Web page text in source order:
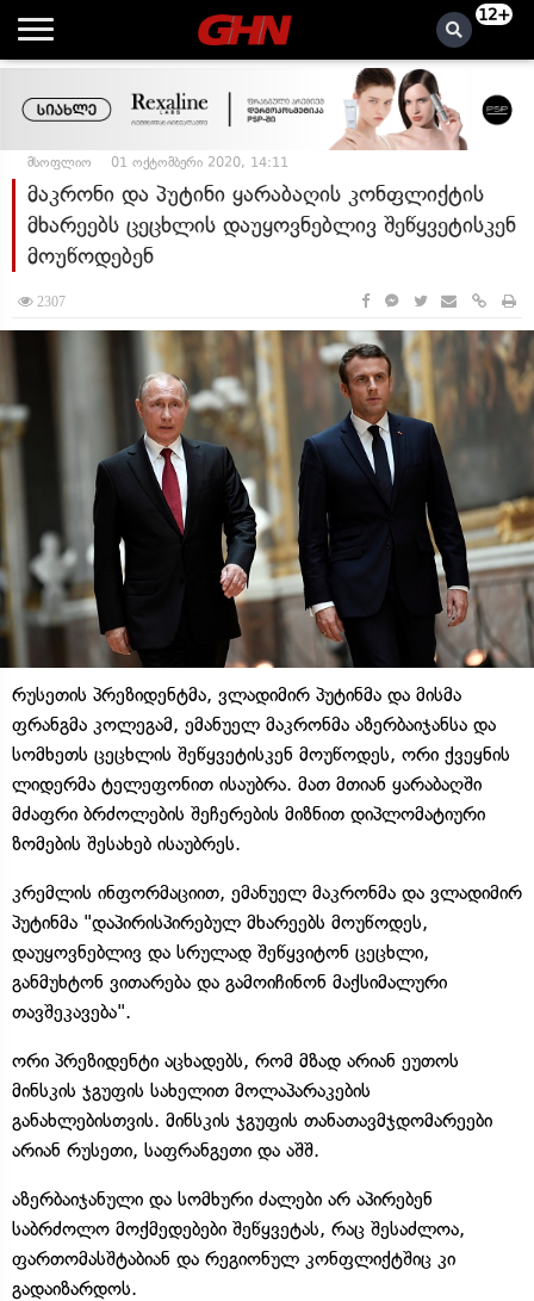
12+
მსოფლიო 01 ოქტომბერი 2020, 14:11
მაკრონი და პუტინი ყარაბაღის კონფლიქტის
მხარეებს ცეცხლის დაუყოვნებლივ შეწყვეტისკენ
მოუწოდებენ
2307
რუსეთის პრეზიდენტმა, ვლადიმირ პუტინმა და მისმა
ფრანგმა კოლეგამ, ემანუელ მაკრონმა აზერბაიჯანსა და
სომხეთს ცეცხლის შეწყვეტისკენ მოუწოდეს, ორი ქვეყნის
ლიდერმა ტელეფონით ისაუბრა. მათ მთიან ყარაბაღში
მძაფრი ბრძოლების შეჩერების მიზნით დიპლომატიური
ზომების შესახებ ისაუბრეს.
კრემლის ინფორმაციით, ემანუელ მაკრონმა და ვლადიმირ
პუტინმა "დაპირისპირებულ მხარეებს მოუწოდეს,
დაუყოვნებლივ და სრულად შეწყვიტონ ცეცხლი,
განმუხტონ ვითარება და გამოიჩინონ მაქსიმალური
თავშეკავება".
ორი პრეზიდენტი აცხადებს, რომ მზად არიან ეუთოს
მინსკის ჯგუფის სახელით მოლაპარაკების
განახლებისთვის. მინსკის ჯგუფის თანათავმჯდომარეები
არიან რუსეთი, საფრანგეთი და აშშ.
აზერბაიჯანული და სომხური ძალები არ აპირებენ
საბრძოლო მოქმედებები შეწყვეტას, რაც შესაძლოა,
ფართომასშტაბიან და რეგიონულ კონფლიქტშიც კი
გადაიზარდოს.